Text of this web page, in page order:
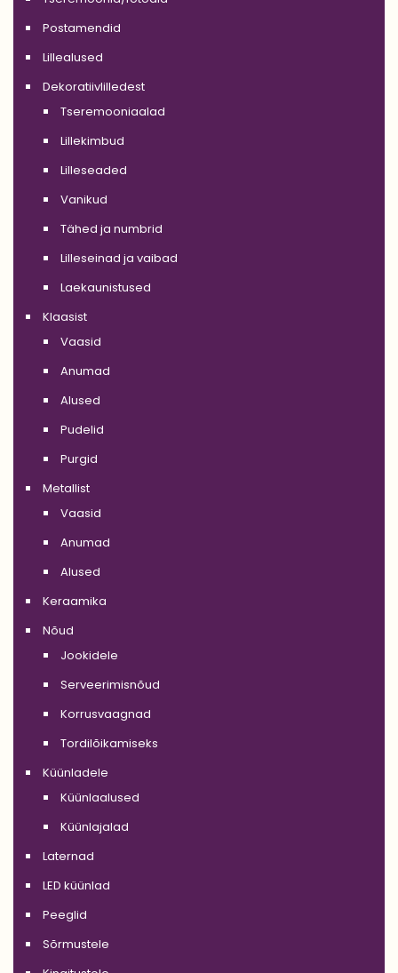
Postamendid
Lillealused
Dekoratiivlilledest
Tseremooniaalad
Lillekimbud
Lilleseaded
Vanikud
Tähed ja numbrid
Lilleseinad ja vaibad
Laekaunistused
Klaasist
Vaasid
Anumad
Alused
Pudelid
Purgid
Metallist
Vaasid
Anumad
Alused
Keraamika
Nõud
Jookidele
Serveerimisnõud
Korrusvaagnad
Tordilõikamiseks
Küünladele
Küünlaalused
Küünlajalad
Laternad
LED küünlad
Peeglid
Sõrmustele